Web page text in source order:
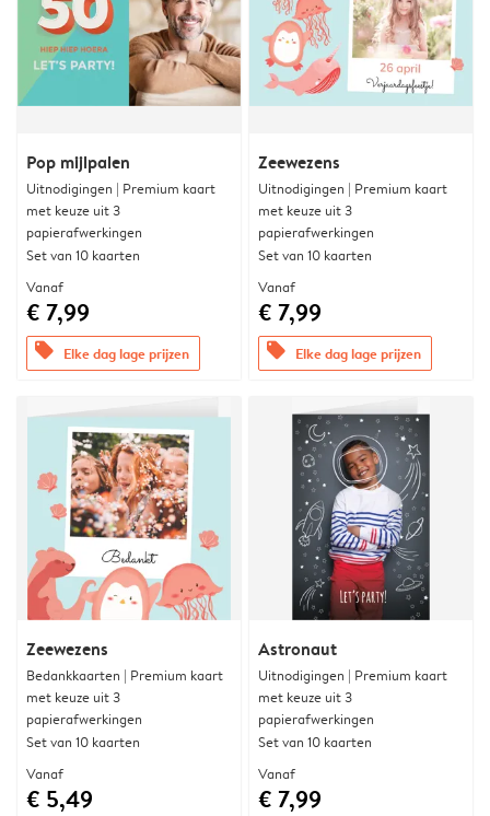
Pop mijlpalen
Uitnodigingen | Premium kaart
met keuze uit 3
papierafwerkingen
Set van 10 kaarten
Vanaf
€ 7,99
offers Elke dag lage prijzen
Zeewezens
Uitnodigingen | Premium kaart
met keuze uit 3
papierafwerkingen
Set van 10 kaarten
Vanaf
€ 7,99
offers Elke dag lage prijzen
Zeewezens
Bedankkaarten | Premium kaart
met keuze uit 3
papierafwerkingen
Set van 10 kaarten
Vanaf
€ 5,49
Astronaut
Uitnodigingen | Premium kaart
met keuze uit 3
papierafwerkingen
Set van 10 kaarten
Vanaf
€ 7,99